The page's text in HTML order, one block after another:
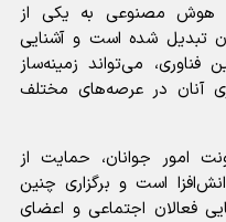
هوش مصنوعی به یکی از
تبدیل شده است و آشنایی
فناوری، می‌تواند زمینه‌ساز
آنان در عرصه‌های مختلف
امور جوانان، حمایت از
است و برگزاری چنین
فعالان اجتماعی و اعضای